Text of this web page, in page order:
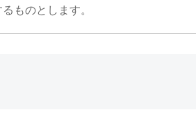
ものとします。